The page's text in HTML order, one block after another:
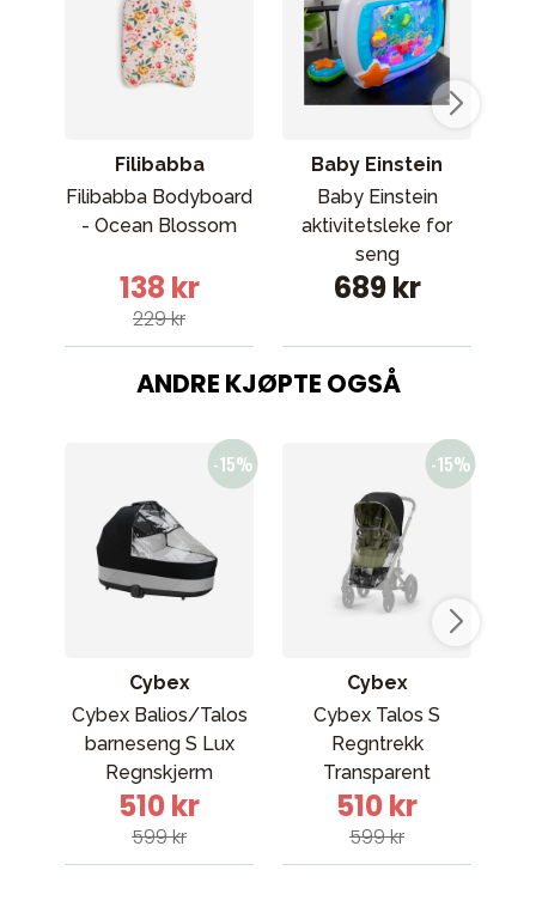
Filibabba
Filibabba Bodyboard
- Ocean Blossom
138 kr
229 kr
Baby Einstein
Baby Einstein
aktivitetsleke for
seng
689 kr
ANDRE KJØPTE OGSÅ
Cybex
Cybex Balios/Talos
barneseng S Lux
Regnskjerm
510 kr
599 kr
Cybex
Cybex Talos S
Regntrekk
Transparent
510 kr
599 kr